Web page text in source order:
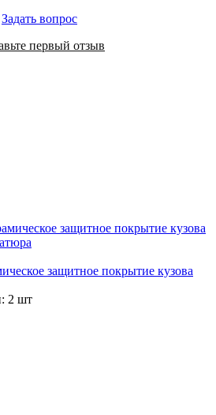
Задать вопрос
первый отзыв
защитное покрытие кузова
2 шт